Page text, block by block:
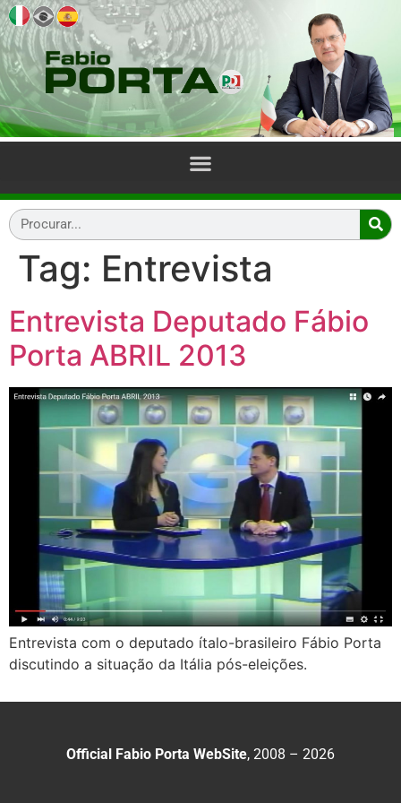
Tag: Entrevista
Entrevista Deputado Fábio
Porta ABRIL 2013
Entrevista com o deputado ítalo-brasileiro Fábio Porta
discutindo a situação da Itália pós-eleições.
Official Fabio Porta WebSite, 2008 – 2026